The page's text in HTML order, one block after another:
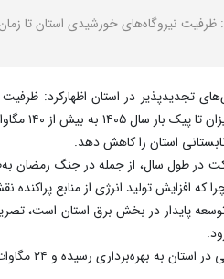
نیروگاه‌های خورشیدی استان تا
توجهی نسبت به سال قبل خواهد داشت.
استان را کاهش دهد.
در طول سال، از جمله در جنگ رمضان
که افزایش تولید انرژی از منابع
توسعه پایدار در بخش برق استان